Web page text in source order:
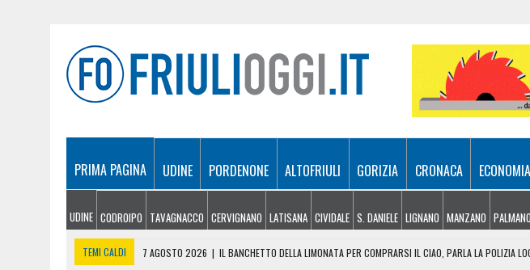
PRIMA PAGINA UDINE PORDENONE ALTOFRIULI GORIZIA CRONACA ECONOMIA
UDINE CODROIPO TAVAGNACCO CERVIGNANO LATISANA CIVIDALE S. DANIELE LIGNANO MANZANO
TEMI CALDI 7 AGOSTO 2026 | IL BANCHETTO DELLA LIMONATA PER COMPRARSI IL CIAO, PARLA LA POLIZIA